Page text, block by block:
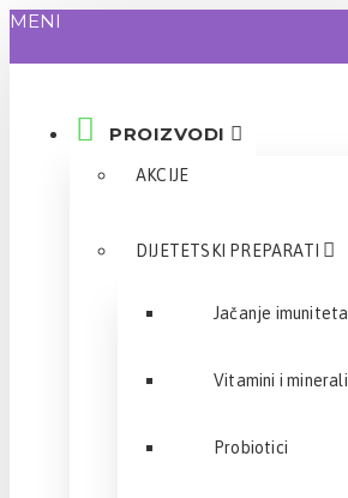
MENI
PROIZVODI
AKCIJE
DIJETETSKI PREPARATI
Jačanje imuniteta
Vitamini i minerali
Probiotici